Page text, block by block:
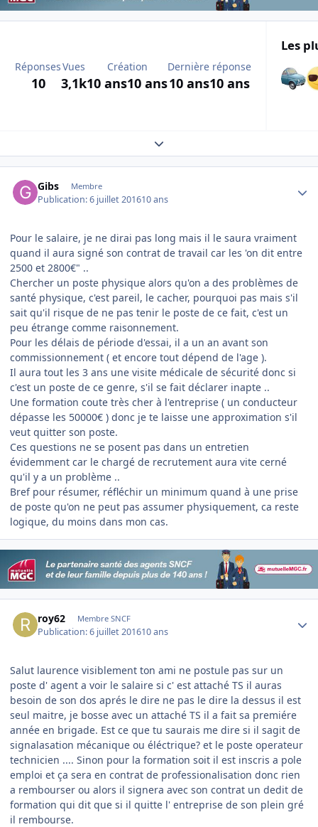
Réponses
10
Vues
3,1k
Création
10 ans10 ans
Dernière réponse
10 ans10 ans
Les
Expand topic overview
Gibs Membre
Publication:6 juillet 201610 ans
Pour le salaire, je ne dirai pas long mais il le saura vraiment
quand il aura signé son contrat de travail car les 'on dit entre
2500 et 2800€" ..
Chercher un poste physique alors qu'on a des problèmes de
santé physique, c'est pareil, le cacher, pourquoi pas mais s'il
sait qu'il risque de ne pas tenir le poste de ce fait, c'est un
peu étrange comme raisonnement.
Pour les délais de période d'essai, il a un an avant son
commissionnement ( et encore tout dépend de l'age ).
Il aura tout les 3 ans une visite médicale de sécurité donc si
c'est un poste de ce genre, s'il se fait déclarer inapte ..
Une formation coute très cher à l'entreprise ( un conducteur
dépasse les 50000€ ) donc je te laisse une approximation s'il
veut quitter son poste.
Ces questions ne se posent pas dans un entretien
évidemment car le chargé de recrutement aura vite cerné
qu'il y a un problème ..
Bref pour résumer, réfléchir un minimum quand à une prise
de poste qu'on ne peut pas assumer physiquement, ca reste
logique, du moins dans mon cas.
roy62 Membre SNCF
Publication:6 juillet 201610 ans
Salut laurence visiblement ton ami ne postule pas sur un
poste d' agent a voir le salaire si c' est attaché TS il auras
besoin de son dos aprés le dire ne pas le dire la dessus il est
seul maitre, je bosse avec un attaché TS il a fait sa premiére
année en brigade. Est ce que tu saurais me dire si il sagit de
signalasation mécanique ou éléctrique? et le poste operateur
technicien .... Sinon pour la formation soit il est inscris a pole
emploi et ça sera en contrat de professionalisation donc rien
a rembourser ou alors il signera avec son contrat un dedit de
formation qui dit que si il quitte l' entreprise de son plein gré
il rembourse.